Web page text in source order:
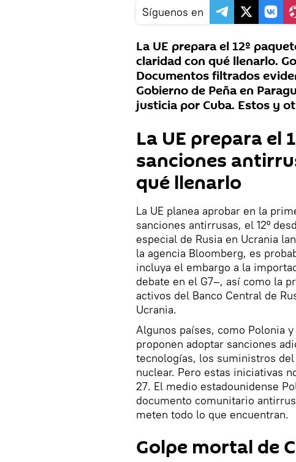
Síguenos en
La UE prepara el 12º
claridad con qué llenarlo.
Documentos filtrados
Gobierno de Peña en
justicia por Cuba. Estos y
La UE prepara el
sanciones
qué llenarlo
La UE planea aprobar en la
sanciones antirrusas, el 12º
especial de Rusia en Ucrania
la agencia Bloomberg, es
incluya el embargo a la
debate en el G7–, así como la
activos del Banco Central de
Ucrania.
Algunos países, como Polonia
proponen adoptar sanciones
tecnologías, los suministros
nuclear. Pero estas iniciativas
27. El medio estadounidense
documento comunitario
meten todo lo que encuentran.
Golpe mortal de